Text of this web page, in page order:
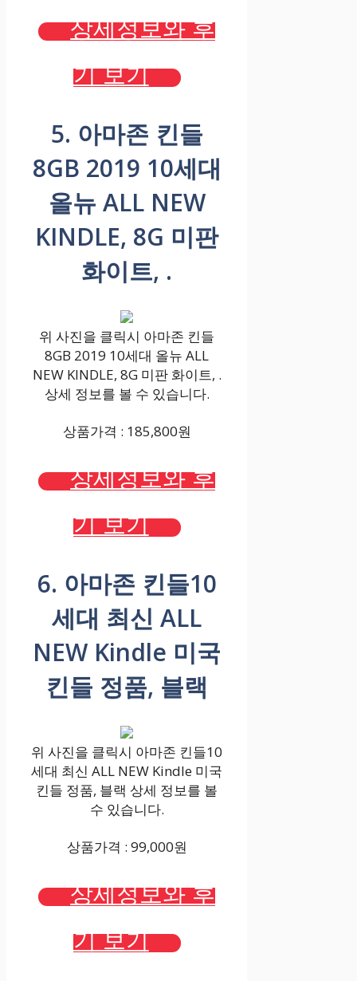
상세정보와 후
기 보기
5. 아마존 킨들
8GB 2019 10세대
올뉴 ALL NEW
KINDLE, 8G 미판
화이트, .
위 사진을 클릭시 아마존 킨들
8GB 2019 10세대 올뉴 ALL
NEW KINDLE, 8G 미판 화이트, .
상세 정보를 볼 수 있습니다.
상품가격 : 185,800원
상세정보와 후
기 보기
6. 아마존 킨들10
세대 최신 ALL
NEW Kindle 미국
킨들 정품, 블랙
위 사진을 클릭시 아마존 킨들10
세대 최신 ALL NEW Kindle 미국
킨들 정품, 블랙 상세 정보를 볼
수 있습니다.
상품가격 : 99,000원
상세정보와 후
기 보기